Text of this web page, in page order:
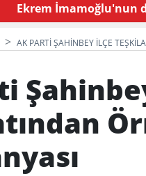
Ekrem İmamoğlu'nun
AK PARTI ŞAHINBEY İLÇE